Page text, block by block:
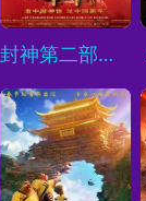
Loading... 封神第二部：战火西岐